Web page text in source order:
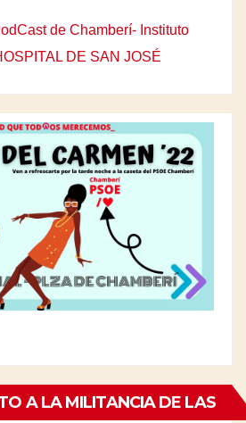
de Chamberí- Instituto
DE SAN JOSÉ
A LA MILITANCIA DE LAS